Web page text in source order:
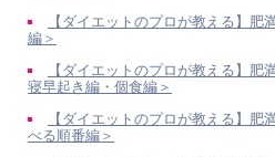
【ダイエットのプロが教える】肥
編＞
【ダイエットのプロが教える】
寝早起き編・個食編＞
【ダイエットのプロが教える】肥
べる順番編＞